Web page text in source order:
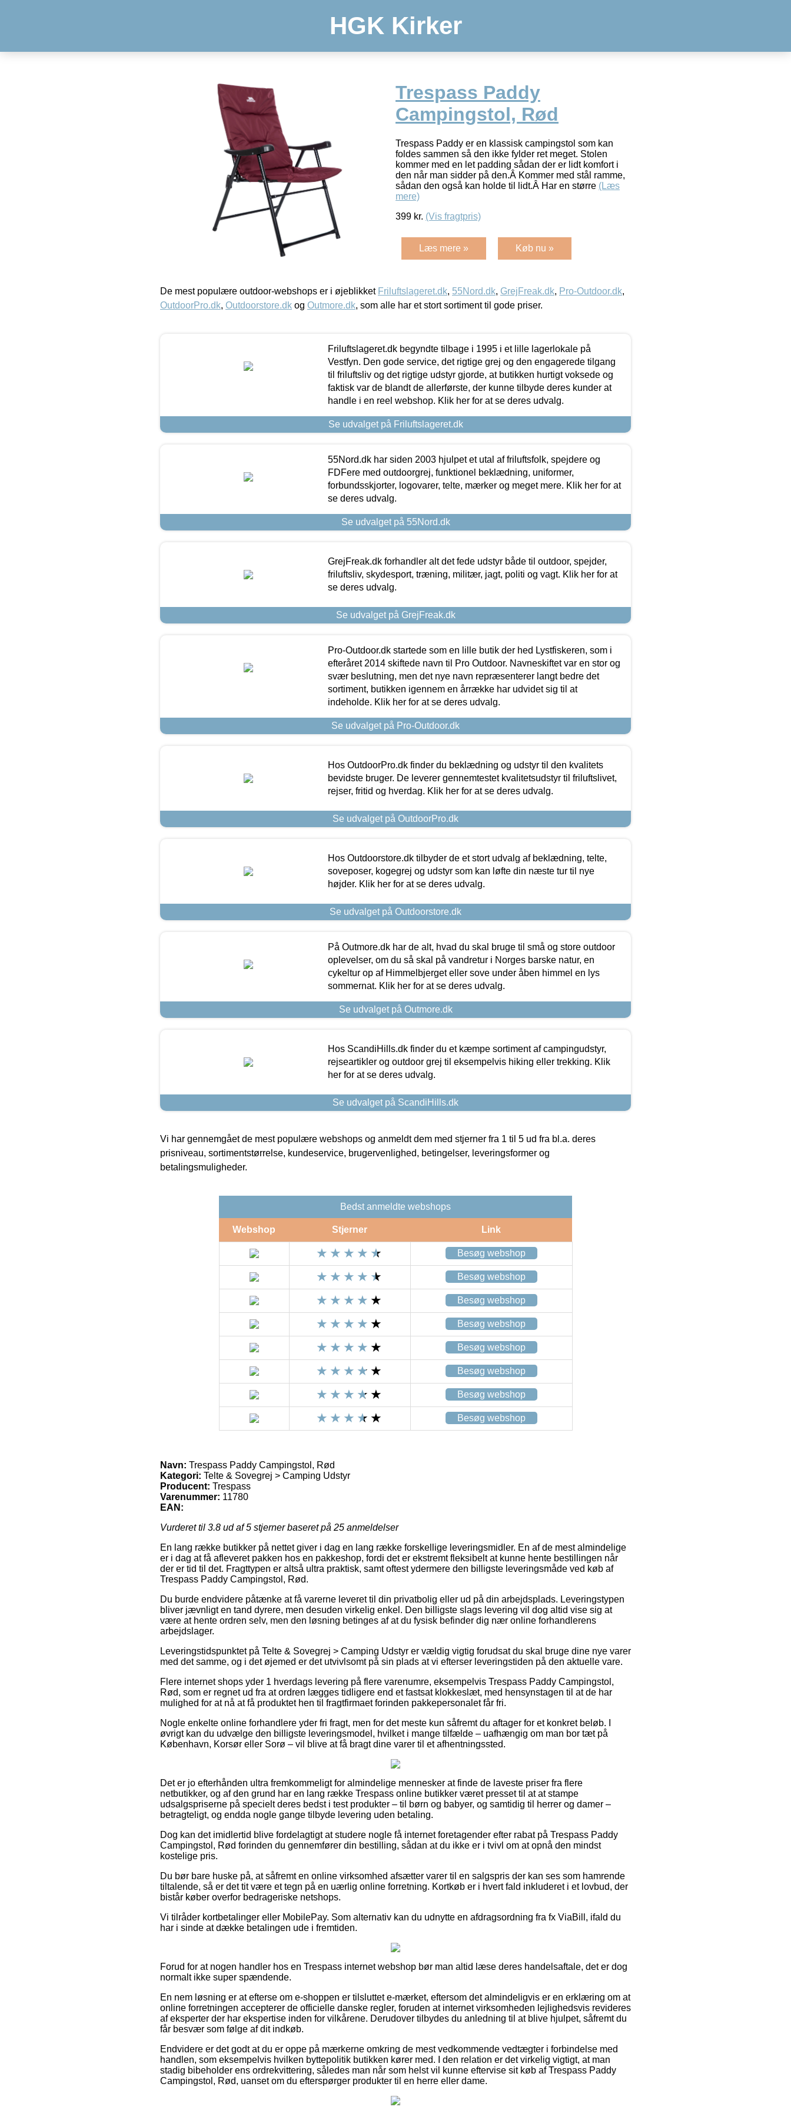
HGK Kirker
Trespass Paddy
Campingstol, Rød
Trespass Paddy er en klassisk campingstol som kan
foldes sammen så den ikke fylder ret meget. Stolen
kommer med en let padding sådan der er lidt komfort i
den når man sidder på den.Â Kommer med stål ramme,
sådan den også kan holde til lidt.Â Har en større (Læs
mere)
399 kr. (Vis fragtpris)
Læs mere » Køb nu »
De mest populære outdoor-webshops er i øjeblikket Friluftslageret.dk, 55Nord.dk, GrejFreak.dk, Pro-Outdoor.dk,
OutdoorPro.dk, Outdoorstore.dk og Outmore.dk, som alle har et stort sortiment til gode priser.
Friluftslageret.dk begyndte tilbage i 1995 i et lille lagerlokale på
Vestfyn. Den gode service, det rigtige grej og den engagerede tilgang
til friluftsliv og det rigtige udstyr gjorde, at butikken hurtigt voksede og
faktisk var de blandt de allerførste, der kunne tilbyde deres kunder at
handle i en reel webshop. Klik her for at se deres udvalg.
Se udvalget på Friluftslageret.dk
55Nord.dk har siden 2003 hjulpet et utal af friluftsfolk, spejdere og
FDFere med outdoorgrej, funktionel beklædning, uniformer,
forbundsskjorter, logovarer, telte, mærker og meget mere. Klik her for at
se deres udvalg.
Se udvalget på 55Nord.dk
GrejFreak.dk forhandler alt det fede udstyr både til outdoor, spejder,
friluftsliv, skydesport, træning, militær, jagt, politi og vagt. Klik her for at
se deres udvalg.
Se udvalget på GrejFreak.dk
Pro-Outdoor.dk startede som en lille butik der hed Lystfiskeren, som i
efteråret 2014 skiftede navn til Pro Outdoor. Navneskiftet var en stor og
svær beslutning, men det nye navn repræsenterer langt bedre det
sortiment, butikken igennem en årrække har udvidet sig til at
indeholde. Klik her for at se deres udvalg.
Se udvalget på Pro-Outdoor.dk
Hos OutdoorPro.dk finder du beklædning og udstyr til den kvalitets
bevidste bruger. De leverer gennemtestet kvalitetsudstyr til friluftslivet,
rejser, fritid og hverdag. Klik her for at se deres udvalg.
Se udvalget på OutdoorPro.dk
Hos Outdoorstore.dk tilbyder de et stort udvalg af beklædning, telte,
soveposer, kogegrej og udstyr som kan løfte din næste tur til nye
højder. Klik her for at se deres udvalg.
Se udvalget på Outdoorstore.dk
På Outmore.dk har de alt, hvad du skal bruge til små og store outdoor
oplevelser, om du så skal på vandretur i Norges barske natur, en
cykeltur op af Himmelbjerget eller sove under åben himmel en lys
sommernat. Klik her for at se deres udvalg.
Se udvalget på Outmore.dk
Hos ScandiHills.dk finder du et kæmpe sortiment af campingudstyr,
rejseartikler og outdoor grej til eksempelvis hiking eller trekking. Klik
her for at se deres udvalg.
Se udvalget på ScandiHills.dk
Vi har gennemgået de mest populære webshops og anmeldt dem med stjerner fra 1 til 5 ud fra bl.a. deres
prisniveau, sortimentstørrelse, kundeservice, brugervenlighed, betingelser, leveringsformer og
betalingsmuligheder.
Bedst anmeldte webshops
Webshop Stjerner Link
Besøg webshop
Besøg webshop
Besøg webshop
Besøg webshop
Besøg webshop
Besøg webshop
Besøg webshop
Besøg webshop
Navn: Trespass Paddy Campingstol, Rød
Kategori: Telte & Sovegrej > Camping Udstyr
Producent: Trespass
Varenummer: 11780
EAN:
Vurderet til 3.8 ud af 5 stjerner baseret på 25 anmeldelser
En lang række butikker på nettet giver i dag en lang række forskellige leveringsmidler. En af de mest almindelige
er i dag at få afleveret pakken hos en pakkeshop, fordi det er ekstremt fleksibelt at kunne hente bestillingen når
der er tid til det. Fragttypen er altså ultra praktisk, samt oftest ydermere den billigste leveringsmåde ved køb af
Trespass Paddy Campingstol, Rød.
Du burde endvidere påtænke at få varerne leveret til din privatbolig eller ud på din arbejdsplads. Leveringstypen
bliver jævnligt en tand dyrere, men desuden virkelig enkel. Den billigste slags levering vil dog altid vise sig at
være at hente ordren selv, men den løsning betinges af at du fysisk befinder dig nær online forhandlerens
arbejdslager.
Leveringstidspunktet på Telte & Sovegrej > Camping Udstyr er vældig vigtig forudsat du skal bruge dine nye varer
med det samme, og i det øjemed er det utvivlsomt på sin plads at vi efterser leveringstiden på den aktuelle vare.
Flere internet shops yder 1 hverdags levering på flere varenumre, eksempelvis Trespass Paddy Campingstol,
Rød, som er regnet ud fra at ordren lægges tidligere end et fastsat klokkeslæt, med hensynstagen til at de har
mulighed for at nå at få produktet hen til fragtfirmaet forinden pakkepersonalet får fri.
Nogle enkelte online forhandlere yder fri fragt, men for det meste kun såfremt du aftager for et konkret beløb. I
øvrigt kan du udvælge den billigste leveringsmodel, hvilket i mange tilfælde – uafhængig om man bor tæt på
København, Korsør eller Sorø – vil blive at få bragt dine varer til et afhentningssted.
Det er jo efterhånden ultra fremkommeligt for almindelige mennesker at finde de laveste priser fra flere
netbutikker, og af den grund har en lang række Trespass online butikker været presset til at at stampe
udsalgspriserne på specielt deres bedst i test produkter – til børn og babyer, og samtidig til herrer og damer –
betragteligt, og endda nogle gange tilbyde levering uden betaling.
Dog kan det imidlertid blive fordelagtigt at studere nogle få internet foretagender efter rabat på Trespass Paddy
Campingstol, Rød forinden du gennemfører din bestilling, sådan at du ikke er i tvivl om at opnå den mindst
kostelige pris.
Du bør bare huske på, at såfremt en online virksomhed afsætter varer til en salgspris der kan ses som hamrende
tiltalende, så er det tit være et tegn på en uærlig online forretning. Kortkøb er i hvert fald inkluderet i et lovbud, der
bistår køber overfor bedrageriske netshops.
Vi tilråder kortbetalinger eller MobilePay. Som alternativ kan du udnytte en afdragsordning fra fx ViaBill, ifald du
har i sinde at dække betalingen ude i fremtiden.
Forud for at nogen handler hos en Trespass internet webshop bør man altid læse deres handelsaftale, det er dog
normalt ikke super spændende.
En nem løsning er at efterse om e-shoppen er tilsluttet e-mærket, eftersom det almindeligvis er en erklæring om at
online forretningen accepterer de officielle danske regler, foruden at internet virksomheden lejlighedsvis revideres
af eksperter der har ekspertise inden for vilkårene. Derudover tilbydes du anledning til at blive hjulpet, såfremt du
får besvær som følge af dit indkøb.
Endvidere er det godt at du er oppe på mærkerne omkring de mest vedkommende vedtægter i forbindelse med
handlen, som eksempelvis hvilken byttepolitik butikken kører med. I den relation er det virkelig vigtigt, at man
stadig bibeholder ens ordrekvittering, således man når som helst vil kunne eftervise sit køb af Trespass Paddy
Campingstol, Rød, uanset om du efterspørger produkter til en herre eller dame.